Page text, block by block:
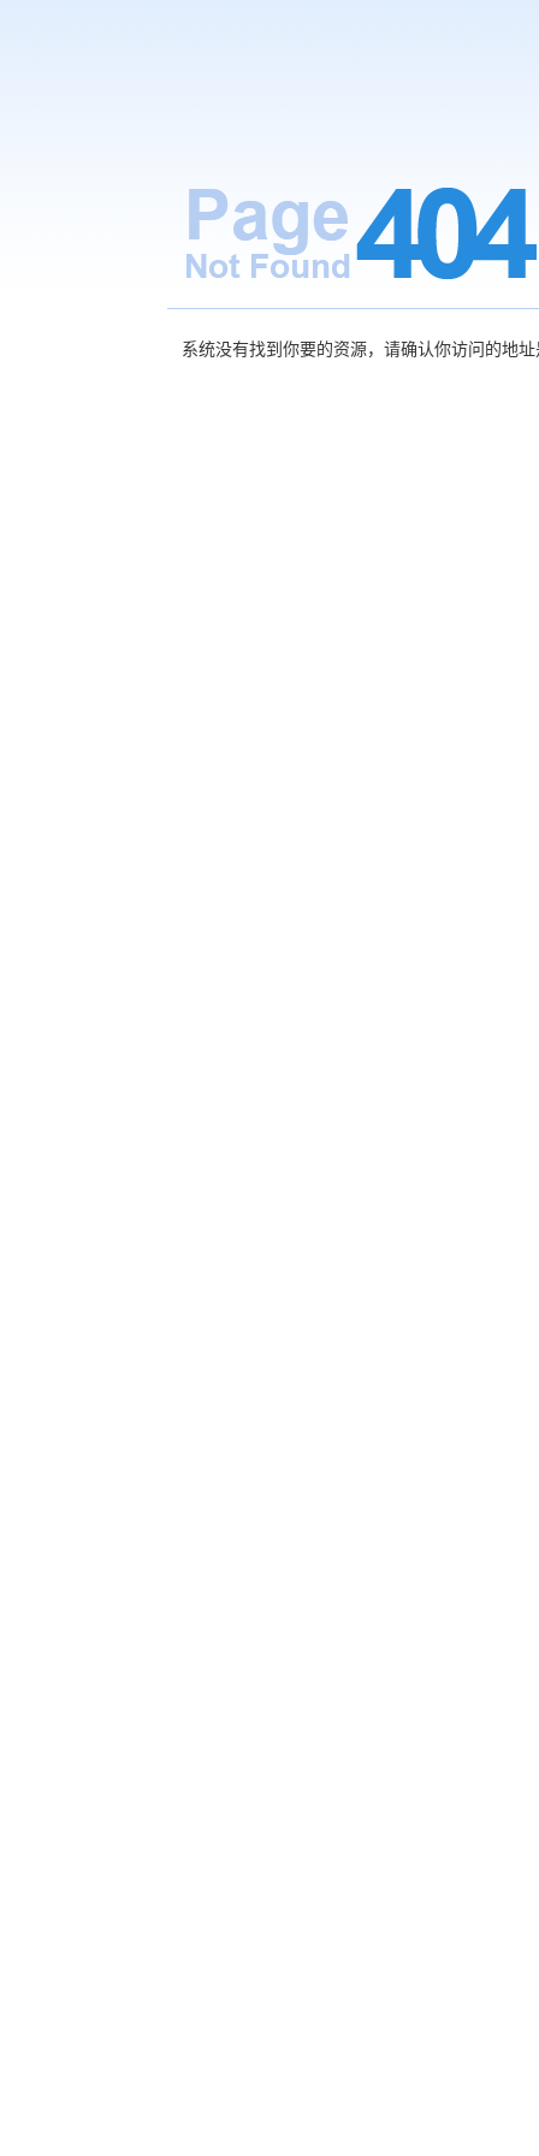
系统没有找到你要的资源，请确认你访问的地